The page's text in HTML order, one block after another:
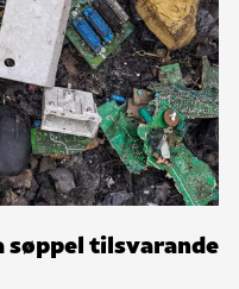
tilsvarande